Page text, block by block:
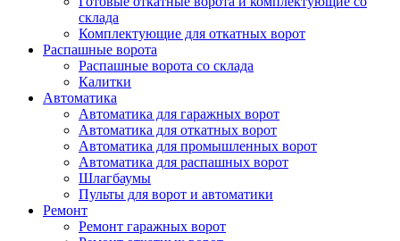
склада
Комплектующие для откатных ворот
Распашные ворота
Распашные ворота со склада
Калитки
Автоматика
Автоматика для гаражных ворот
Автоматика для откатных ворот
Автоматика для промышленных ворот
Автоматика для распашных ворот
Шлагбаумы
Пульты для ворот и автоматики
Ремонт
Ремонт гаражных ворот